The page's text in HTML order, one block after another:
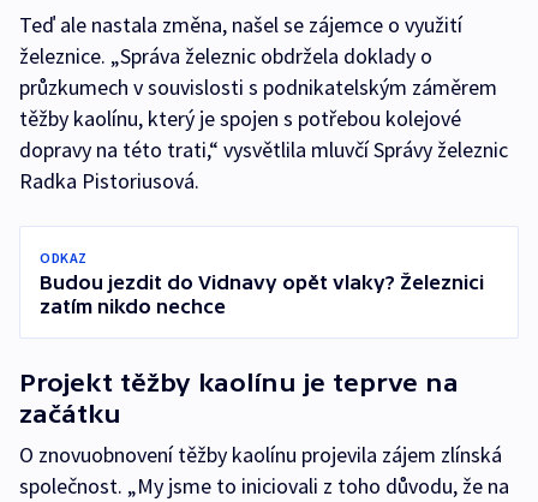
Teď ale nastala změna, našel se zájemce o využití
železnice. „Správa železnic obdržela doklady o
průzkumech v souvislosti s podnikatelským záměrem
těžby kaolínu, který je spojen s potřebou kolejové
dopravy na této trati,“ vysvětlila mluvčí Správy železnic
Radka Pistoriusová.
ODKAZ
Budou jezdit do Vidnavy opět vlaky? Železnici
zatím nikdo nechce
Projekt těžby kaolínu je teprve na
začátku
O znovuobnovení těžby kaolínu projevila zájem zlínská
společnost. „My jsme to iniciovali z toho důvodu, že na